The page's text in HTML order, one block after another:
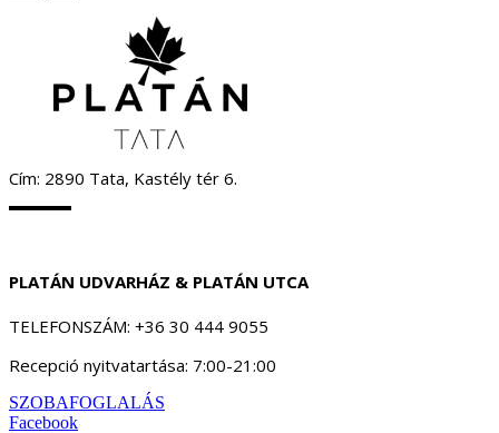
Cím: 2890 Tata, Kastély tér 6.
PLATÁN UDVARHÁZ & PLATÁN UTCA
TELEFONSZÁM: +36 30 444 9055
Recepció nyitvatartása: 7:00-21:00
SZOBAFOGLALÁS
Facebook